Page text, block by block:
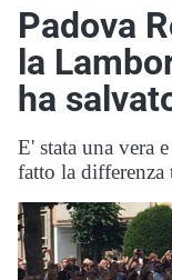
Padova
la
ha
E' stata una vera
fatto la differenza